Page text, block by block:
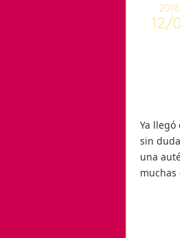
2016
12/
Ya
sin
una